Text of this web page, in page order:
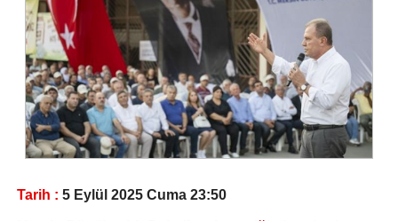
Tarih : 5 Eylül 2025 Cuma 23:50